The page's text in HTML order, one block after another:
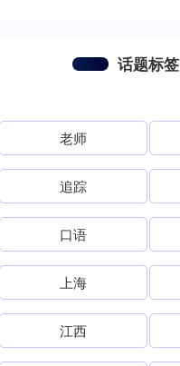
话题标签
老师
追踪
口语
上海
江西